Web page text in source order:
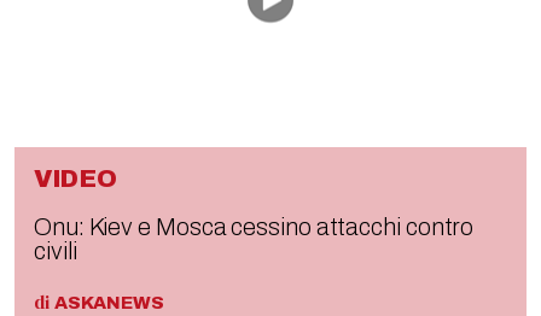
VIDEO
Onu: Kiev e Mosca cessino attacchi contro
civili
di ASKANEWS